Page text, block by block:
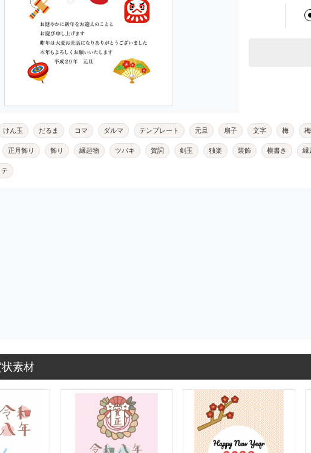
けん玉 だるま コマ ダルマ テンプレート 元旦 扇子 文字 梅
正月飾り 飾り 縁起物 ツバキ 賀詞 剣玉 独楽 装飾 横書き 縁
素材